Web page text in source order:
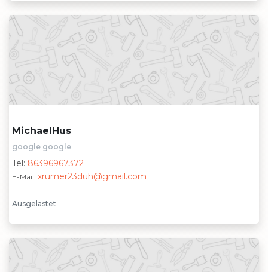
MichaelHus
google google
Tel: 86396967372
E-Mail: xrumer23duh@gmail.com
Ausgelastet